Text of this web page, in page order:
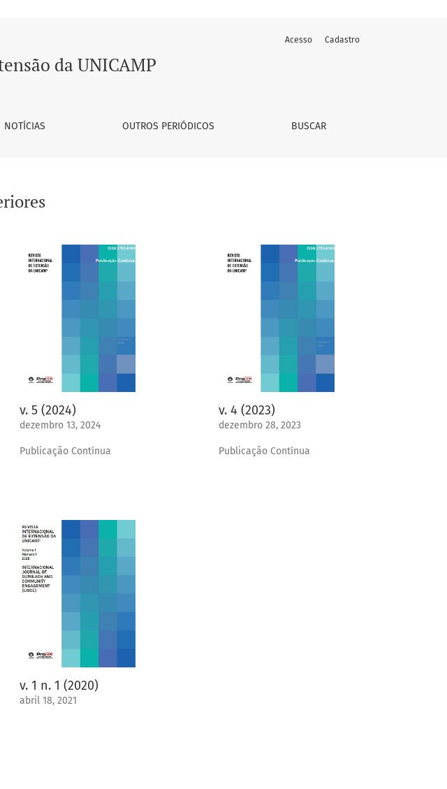
da UNICAMP
NOTÍCIAS OUTROS PERIÓDICOS BUSCAR
Acesso Cadastro
v. 5 (2024)
dezembro 13, 2024
Publicação Contínua
v. 4 (2023)
dezembro 28, 2023
Publicação Contínua
v. 1 n. 1 (2020)
abril 18, 2021